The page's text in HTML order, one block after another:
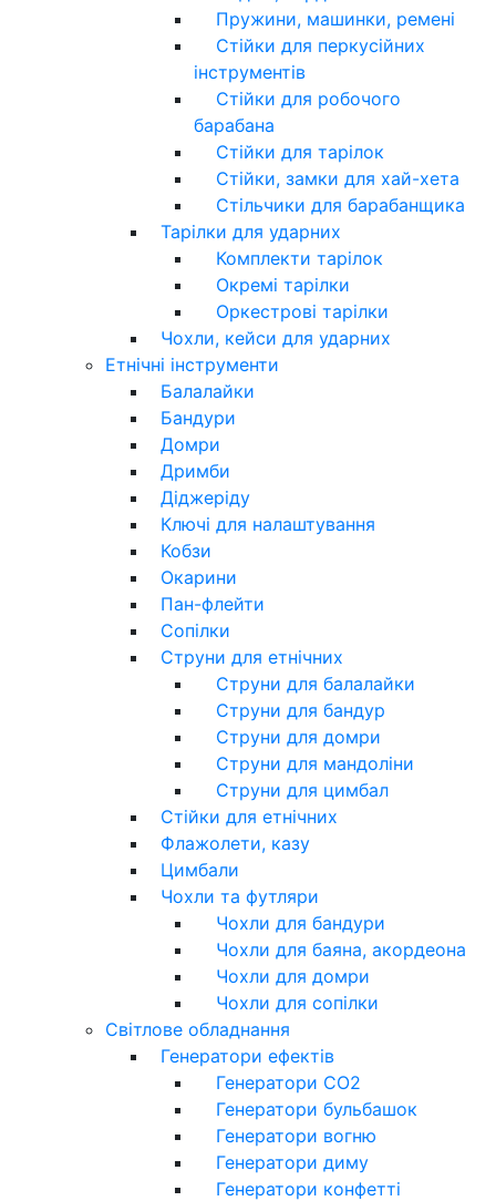
Пружини, машинки, ремені
Стійки для перкусійних
інструментів
Стійки для робочого
барабана
Стійки для тарілок
Стійки, замки для хай-хета
Стільчики для барабанщика
Тарілки для ударних
Комплекти тарілок
Окремі тарілки
Оркестрові тарілки
Чохли, кейси для ударних
Етнічні інструменти
Балалайки
Бандури
Домри
Дримби
Діджеріду
Ключі для налаштування
Кобзи
Окарини
Пан-флейти
Сопілки
Струни для етнічних
Струни для балалайки
Струни для бандур
Струни для домри
Струни для мандоліни
Струни для цимбал
Стійки для етнічних
Флажолети, казу
Цимбали
Чохли та футляри
Чохли для бандури
Чохли для баяна, акордеона
Чохли для домри
Чохли для сопілки
Світлове обладнання
Генератори ефектів
Генератори CO2
Генератори бульбашок
Генератори вогню
Генератори диму
Генератори конфетті